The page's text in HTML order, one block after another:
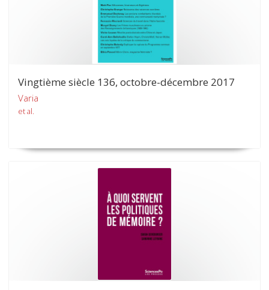
Vingtième siècle 136, octobre-décembre 2017
Varia
et al.